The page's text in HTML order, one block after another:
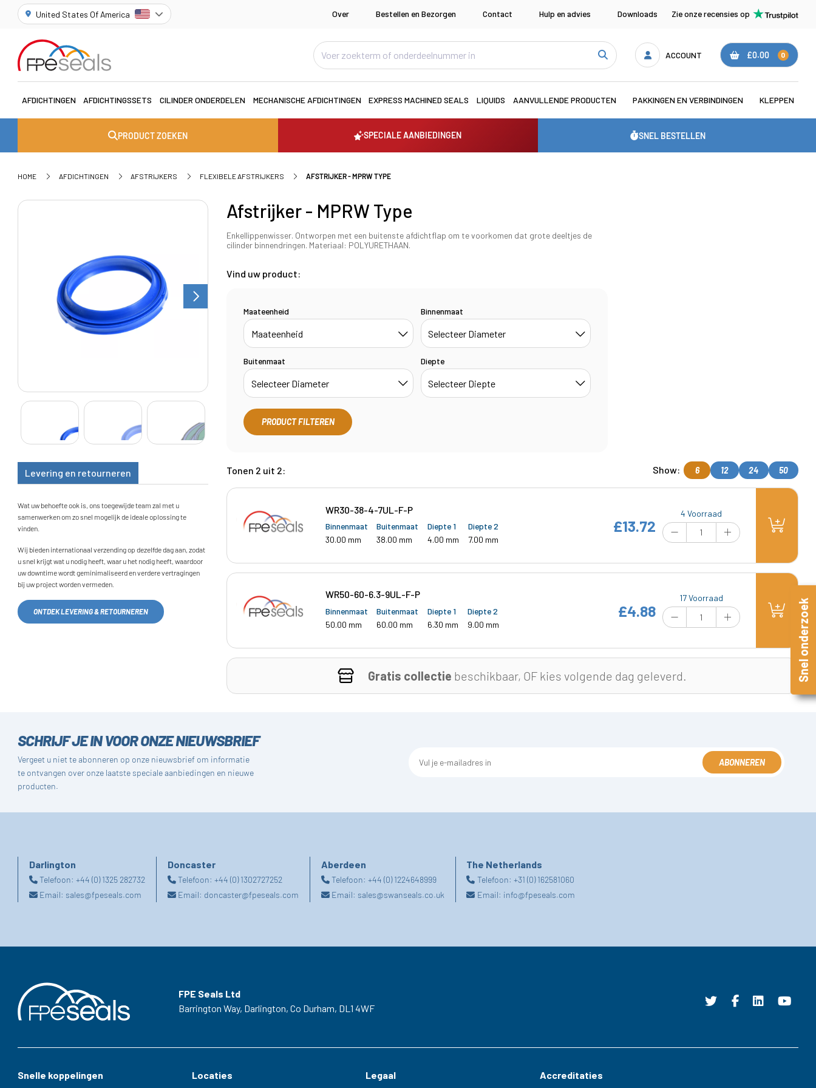
United States Of America Over Bestellen en Bezorgen Contact Hulp en advies Downloads Zie onze recensies op
ACCOUNT £0.00 0
AFDICHTINGEN AFDICHTINGSSETS CILINDER ONDERDELEN MECHANISCHE AFDICHTINGEN EXPRESS MACHINED SEALS LIQUIDS AANVULLENDE PRODUCTEN PAKKINGEN EN VERBINDINGEN KLEPPEN
PRODUCT ZOEKEN SPECIALE AANBIEDINGEN SNEL BESTELLEN
HOME AFDICHTINGEN AFSTRIJKERS FLEXIBELE AFSTRIJKERS AFSTRIJKER - MPRW TYPE
Afstrijker - MPRW Type
Enkellippenwisser. Ontworpen met een buitenste afdichtflap om te voorkomen dat grote deeltjes de
cilinder binnendringen. Materiaal: POLYURETHAAN.
Levering en retourneren
Wat uw behoefte ook is, ons toegewijde team zal met u
samenwerken om zo snel mogelijk de ideale oplossing te
vinden.
Wij bieden internationaal verzending op dezelfde dag aan, zodat
u snel krijgt wat u nodig heeft, waar u het nodig heeft, waardoor
uw downtime wordt geminimaliseerd en verdere vertragingen
bij uw project worden vermeden.
ONTDEK LEVERING & RETOURNEREN
Vind uw product:
Maateenheid Binnenmaat
Buitenmaat Diepte
PRODUCT FILTEREN
Tonen 2 uit 2: Show: 6 12 24 50
WR30-38-4-7UL-F-P
Binnenmaat
30.00 mm
Buitenmaat
38.00 mm
Diepte 1
4.00 mm
Diepte 2
7.00 mm
4 Voorraad
£13.72
WR50-60-6.3-9UL-F-P
Binnenmaat
50.00 mm
Buitenmaat
60.00 mm
Diepte 1
6.30 mm
Diepte 2
9.00 mm
17 Voorraad
£4.88
Gratis collectie beschikbaar, OF kies volgende dag geleverd.
SCHRIJF JE IN VOOR ONZE NIEUWSBRIEF
Vergeet u niet te abonneren op onze nieuwsbrief om informatie
te ontvangen over onze laatste speciale aanbiedingen en nieuwe
producten.
ABONNEREN
Darlington
Telefoon:+44 (0) 1325 282732
Email: sales@fpeseals.com
Doncaster
Telefoon:+44 (0) 1302727252
Email: doncaster@fpeseals.com
Aberdeen
Telefoon: +44 (0) 1224648999
Email: sales@swanseals.co.uk
The Netherlands
Telefoon: +31 (0) 162581060
Email: info@fpeseals.com
FPE Seals Ltd
Barrington Way, Darlington, Co Durham, DL1 4WF
Snelle koppelingen Locaties Legaal Accreditaties
Snel onderzoek